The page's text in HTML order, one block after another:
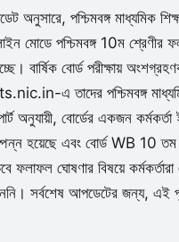
অনুসারে, পশ্চিমবঙ্গ মাধ্যমিক
মোডে পশ্চিমবঙ্গ 10ম শ্রেণীর
বার্ষিক বোর্ড পরীক্ষায়
এ তাদের পশ্চিমবঙ্গ
অনুযায়ী, বোর্ডের একজন কর্মকর্তা
হয়েছে এবং বোর্ড WB 10
ফলাফল ঘোষণার বিষয়ে
সর্বশেষ আপডেটের জন্য, এই